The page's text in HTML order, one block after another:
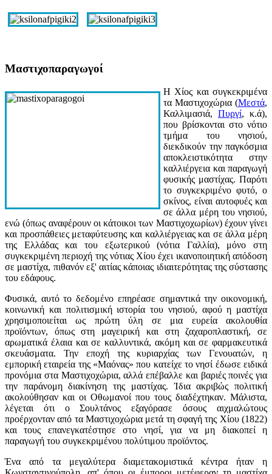
Μαστιχοπαραγωγοί
Η Χίος και συγκεκριμένα
τα Μαστιχοχώρια (Μεστά,
Καλλιμασιά, Πυργί, κ.ά),
που βρίσκονται στο νότιο
τμήμα του νησιού,
διεκδικούν την παγκόσμια
αποκλειστικότητα στην
καλλιέργεια και παραγωγή
φυσικής μαστίχας. Παρότι
το συγκεκριμένο φυτό, ο
σκίνος, είναι αυτοφυές και
σε άλλα μέρη του νησιού,
ενώ (όπως αναφέρουν οι κάτοικοι των Μαστιχοχωρίων) έχουν γίνει
και προσπάθειες μεταφύτευσης και καλλιέργειας και σε άλλα μέρη
της Ελλάδας και του εξωτερικού (νότια Γαλλία), μόνο στη
συγκεκριμένη περιοχή της νότιας Χίου έχει ικανοποιητική απόδοση
σε μαστίχα, πιθανόν εξ' αιτίας κάποιας ιδιαιτερότητας της σύστασης
του εδάφους.
Φυσικά, αυτό το δεδομένο επηρέασε σημαντικά την οικονομική,
κοινωνική και πολιτισμική ιστορία του νησιού, αφού η μαστίχα
χρησιμοποιείται ως πρώτη ύλη σε μια ευρεία ακολουθία
προϊόντων, όπως στη μαγειρική και στη ζαχαροπλαστική, σε
αρωματικά έλαια και σε καλλυντικά, ακόμη και σε φαρμακευτικά
σκευάσματα. Την εποχή της κυριαρχίας των Γενουατών, η
εμπορική εταιρεία της «Μαόνας» που κατείχε το νησί έδωσε ειδικά
προνόμια στα Μαστιχοχώρια, αλλά επέβαλλε και βαριές ποινές για
την παράνομη διακίνηση της μαστίχας. Ίδια ακριβώς πολιτική
ακολούθησαν και οι Οθωμανοί που τους διαδέχτηκαν. Μάλιστα,
λέγεται ότι ο Σουλτάνος εξαγόρασε όσους αιχμαλώτους
προέρχονταν από τα Μαστιχοχώρια μετά τη σφαγή της Χίου (1822)
και τους επανεγκατέστησε στο νησί, για να μη διακοπεί η
παραγωγή του συγκεκριμένου πολύτιμου προϊόντος.
Ένα από τα μεγαλύτερα διαμετακομιστικά κέντρα ήταν η